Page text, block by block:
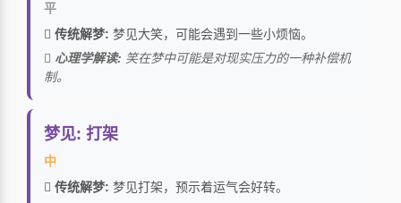
平
传统解梦: 梦见大笑，可能会遇到一些小烦恼。
心理学解读: 笑在梦中可能是对现实压力的一种补偿机
制。
梦见: 打架
中
传统解梦: 梦见打架，预示着运气会好转。